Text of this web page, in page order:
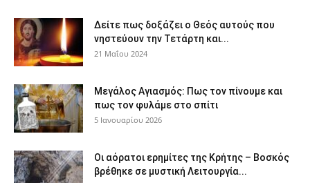
Δείτε πως δοξάζει ο Θεός αυτούς που
νηστεύουν την Τετάρτη και...
21 Μαΐου 2024
Μεγάλος Αγιασμός: Πως τον πίνουμε και
πως τον φυλάμε στο σπίτι
5 Ιανουαρίου 2026
Οι αόρατοι ερημίτες της Κρήτης – Βοσκός
βρέθηκε σε μυστική Λειτουργία...